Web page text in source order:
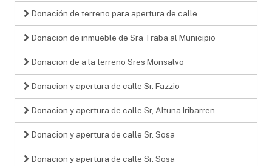
Donación de terreno para apertura de calle
Donacion de inmueble de Sra Traba al Municipio
Donacion de a la terreno Sres Monsalvo
Donacion y apertura de calle Sr. Fazzio
Donacion y apertura de calle Sr, Altuna Iribarren
Donacion y apertura de calle Sr. Sosa
Donacion y apertura de calle Sr. Sosa